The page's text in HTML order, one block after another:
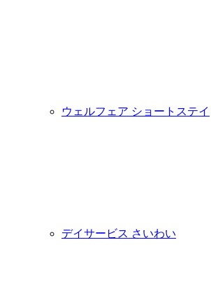
ウェルフェア ショートステイ
デイサービス さいわい